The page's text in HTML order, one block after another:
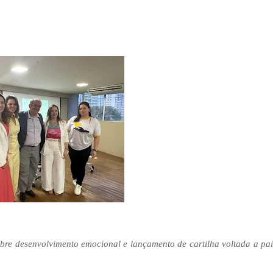
desenvolvimento emocional e lançamento de cartilha voltada a